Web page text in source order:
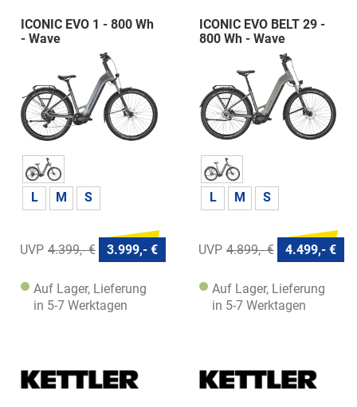
ICONIC EVO 1 - 800 Wh
- Wave
L M S
4.399,- € 3.999,- €
Auf Lager, Lieferung
in 5-7 Werktagen
ICONIC EVO BELT 29 -
800 Wh - Wave
L M S
4.899,- € 4.499,- €
Auf Lager, Lieferung
in 5-7 Werktagen